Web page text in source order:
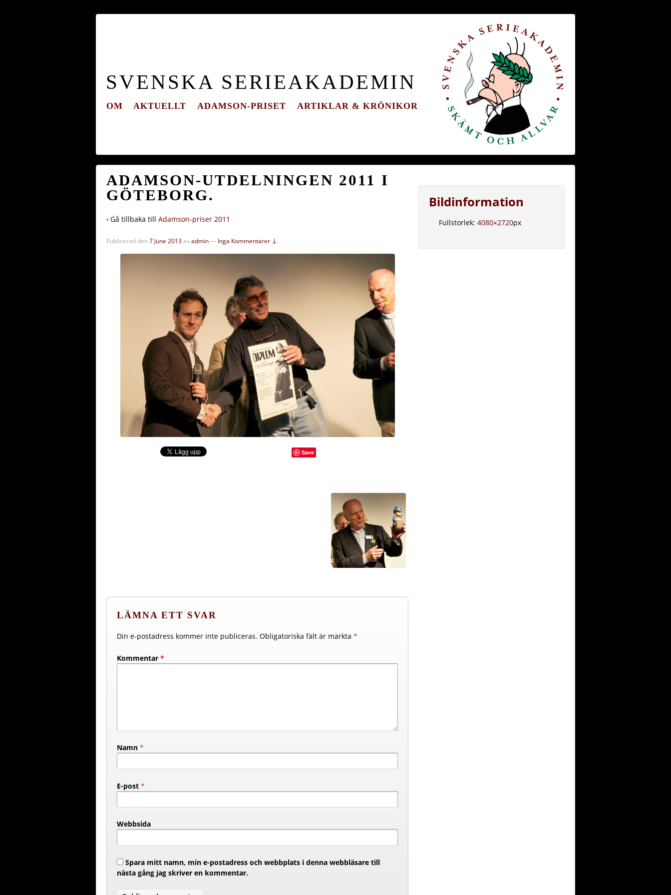
SVENSKA SERIEAKADEMIN
OM AKTUELLT ADAMSON-PRISET ARTIKLAR & KRÖNIKOR
ADAMSON-UTDELNINGEN 2011 I
GÖTEBORG.
‹ Gå tillbaka till Adamson-priser 2011
Publicerad den7 June 2013avadmin— Inga Kommentarer ↓
Save
LÄMNA ETT SVAR
Din e-postadress kommer inte publiceras. Obligatoriska fält är märkta *
Kommentar *
Namn *
E-post *
Webbsida
Spara mitt namn, min e-postadress och webbplats i denna webbläsare till
nästa gång jag skriver en kommentar.
Bildinformation
Fullstorlek:4080×2720px